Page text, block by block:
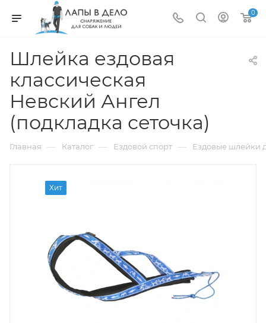
0
Шлейка ездовая
классическая
Невский Ангел
(подкладка сеточка)
Главная — Каталог — Ездовой спорт — Ездовые шлейки
Хит